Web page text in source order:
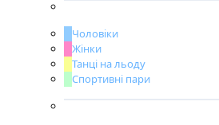
Чоловіки
Жінки
Танці на льоду
Спортивні пари